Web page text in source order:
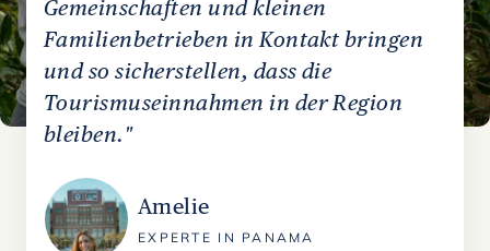
Gemeinschaften und kleinen
Familienbetrieben in Kontakt bringen
und so sicherstellen, dass die
Tourismuseinnahmen in der Region
bleiben."
Amelie
EXPERTE IN PANAMA